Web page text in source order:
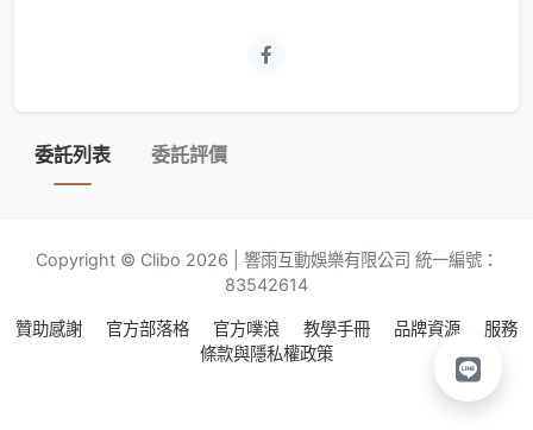
委託列表 委託評價
Copyright © Clibo 2026 | 響雨互動娛樂有限公司 統一編號：
83542614
贊助感謝 官方部落格 官方噗浪 教學手冊 品牌資源
服務
條款與隱私權政策